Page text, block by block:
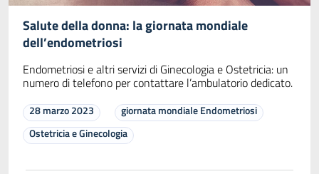
Salute della donna: la giornata mondiale
dell’endometriosi
Endometriosi e altri servizi di Ginecologia e Ostetricia: un
numero di telefono per contattare l’ambulatorio dedicato.
28 marzo 2023
giornata mondiale Endometriosi
Ostetricia e Ginecologia